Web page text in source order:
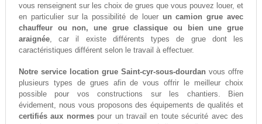
vous renseignent sur les choix de grues que vous pouvez louer, et
en particulier sur la possibilité de louer un camion grue avec
chauffeur ou non, une grue classique ou bien une grue
araignée, car il existe différents types de grue dont les
caractéristiques différent selon le travail à effectuer.
Notre service location grue Saint-cyr-sous-dourdan vous offre
plusieurs types de grues afin de vous offrir le meilleur choix
possible pour vos constructions sur les chantiers. Bien
évidement, nous vous proposons des équipements de qualités et
certifiés aux normespour un travail en toute sécurité avec des